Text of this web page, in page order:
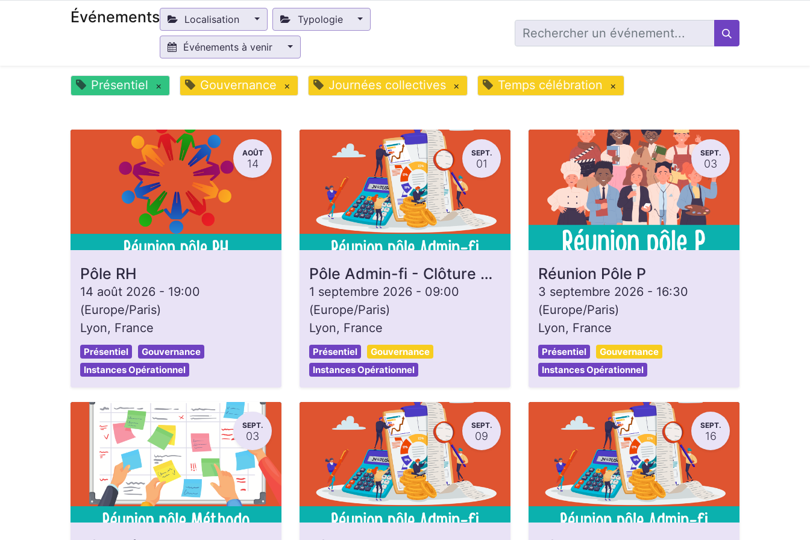
Événements Localisation Typologie
Événements à venir
Présentiel × Gouvernance × Journées collectives × Temps célébration ×
AOÛT
14
Pôle RH
14 août 2026 - 19:00
(Europe/Paris)
Lyon, France
Présentiel
Gouvernance
Instances Opérationnel
SEPT.
01
Pôle Admin-fi - Clôture de caisse
1 septembre 2026 - 09:00
(Europe/Paris)
Lyon, France
Présentiel
Gouvernance
Instances Opérationnel
SEPT.
03
Réunion Pôle P
3 septembre 2026 - 16:30
(Europe/Paris)
Lyon, France
Présentiel
Gouvernance
Instances Opérationnel
SEPT.
03
SEPT.
09
SEPT.
16